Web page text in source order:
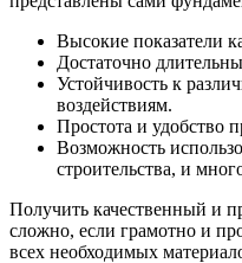
Высокие показатели
Достаточно
Устойчивость к
воздействиям.
Простота и удобство
Возможность
строительства, и
Получить качественный и
сложно, если грамотно и
всех необходимых